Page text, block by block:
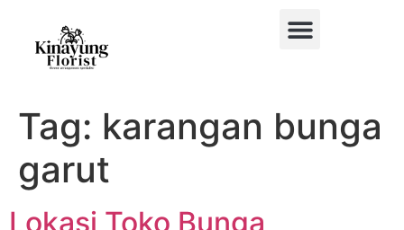
Tag: karangan bunga
garut
Lokasi Toko Bunga